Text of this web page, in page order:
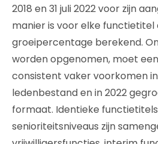
2018 en 31 juli 2022 voor zijn
manier is voor elke functietitel
groeipercentage berekend.
worden opgenomen, moet
consistent vaker voorkomen
ledenbestand en in 2022
formaat. Identieke
senioriteitsniveaus zijn